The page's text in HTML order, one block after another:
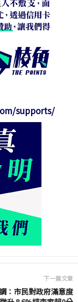
supports/
下一篇文章
：市民對政府滿意度